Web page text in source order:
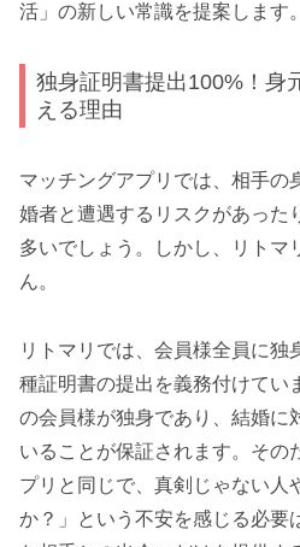
活」の新しい常識を提案します。
独身証明書提出100%！身
える理由
マッチングアプリでは、相手の
婚者と遭遇するリスクがあった
多いでしょう。しかし、リトマ
ん。
リトマリでは、会員様全員に独
種証明書の提出を義務付けてい
の会員様が独身であり、結婚に
いることが保証されます。その
プリと同じで、真剣じゃない人
か？」という不安を感じる必要